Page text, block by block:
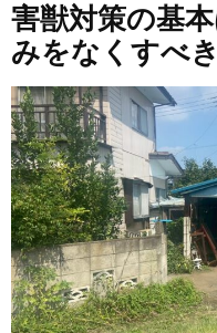
害獣対策の基
みをなくすべ